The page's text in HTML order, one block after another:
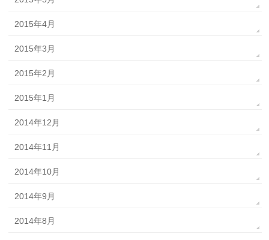
2015年4月
2015年3月
2015年2月
2015年1月
2014年12月
2014年11月
2014年10月
2014年9月
2014年8月